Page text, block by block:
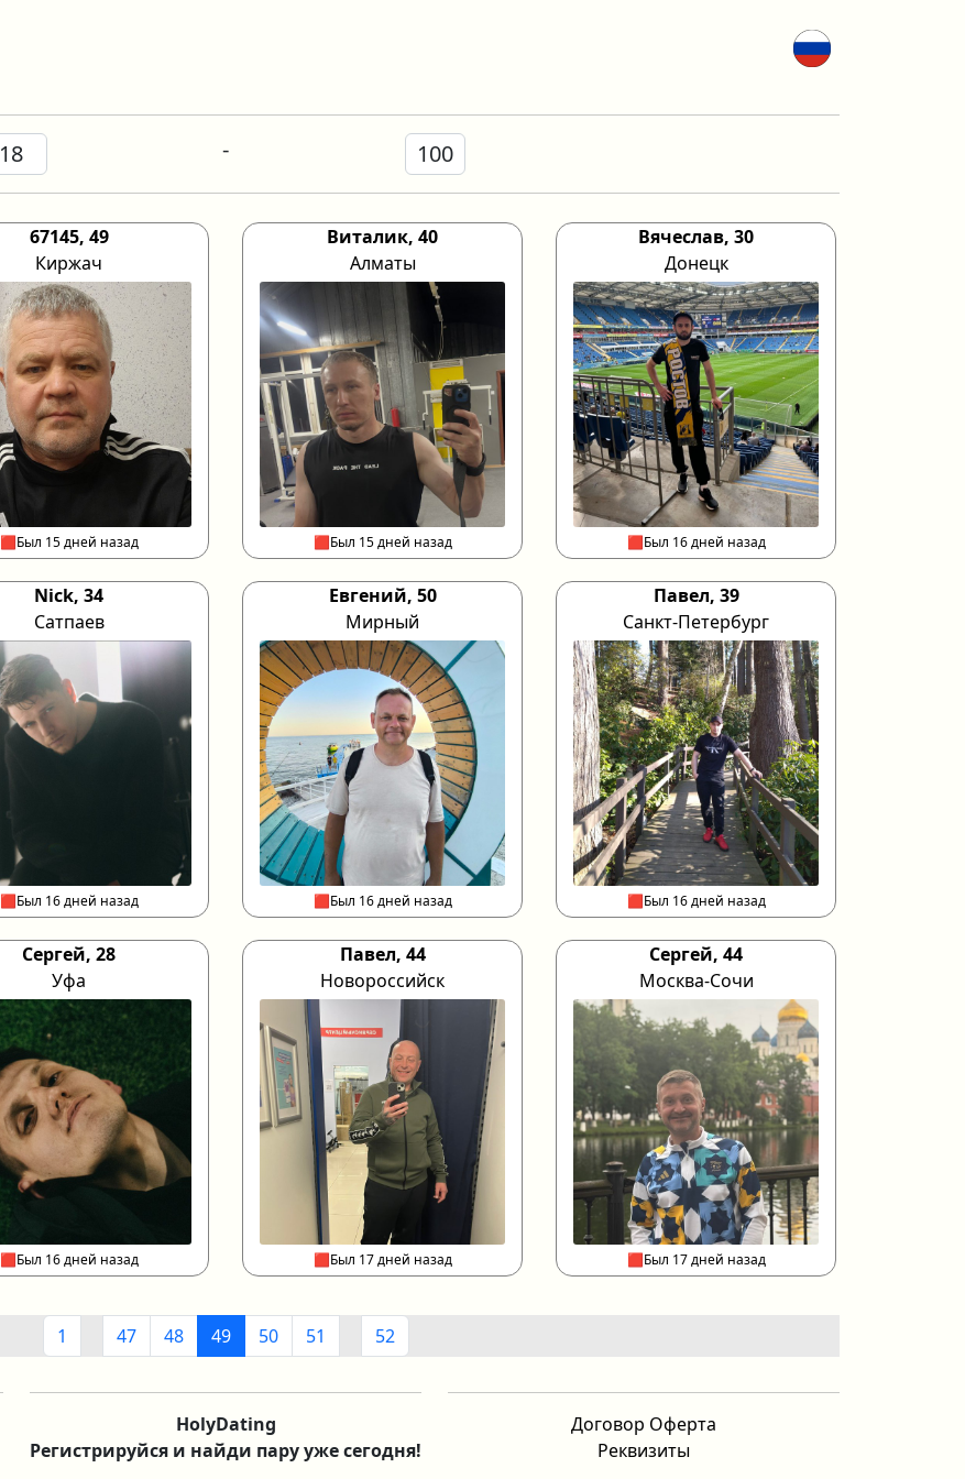
-
67145, 49
Киржач
🟥Был 15 дней назад
Виталик, 40
Алматы
🟥Был 15 дней назад
Вячеслав, 30
Донецк
🟥Был 16 дней назад
Nick, 34
Сатпаев
🟥Был 16 дней назад
Евгений, 50
Мирный
🟥Был 16 дней назад
Павел, 39
Санкт-Петербург
🟥Был 16 дней назад
Сергей, 28
Уфа
🟥Был 16 дней назад
Павел, 44
Новороссийск
🟥Был 17 дней назад
Сергей, 44
Москва-Сочи
🟥Был 17 дней назад
1 47 48 49 50 51 52
HolyDating
Регистрируйся и найди пару уже сегодня!
Договор Оферта
Реквизиты